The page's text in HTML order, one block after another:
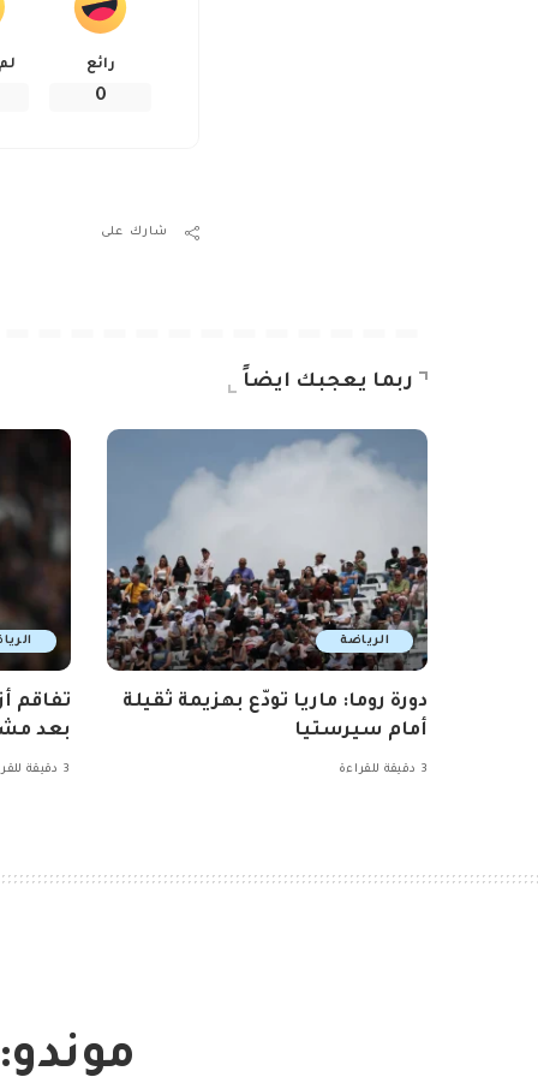
رائع
0
شارك على
ربما يعجبك ايضاً
الرياضة
دورة روما: ماريا تودّع بهزيمة ثقيلة
أمام سيرستيا
3 دقيقة للقراءة
تفاقم
بعد
3 دقيقة للقراءة